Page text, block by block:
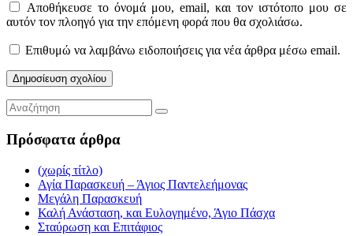
Αποθήκευσε το όνομά μου, email, και τον ιστότοπο μου σε
αυτόν τον πλοηγό για την επόμενη φορά που θα σχολιάσω.
Επιθυμώ να λαμβάνω ειδοποιήσεις για νέα άρθρα μέσω email.
Πρόσφατα άρθρα
(χωρίς τίτλο)
Αγία Παρασκευή – Άγιος Παντελεήμονας
Μεγάλη Παρασκευή
Καλή Ανάσταση, και Ευλογημένο, Άγιο Πάσχα
Σταύρωση και Επιτάφιος